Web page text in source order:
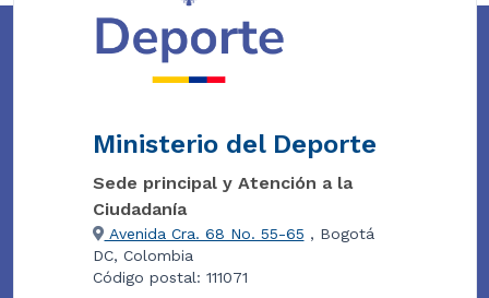
Ministerio del Deporte
Sede principal y Atención a la
Ciudadanía
Avenida Cra. 68 No. 55-65 , Bogotá
DC, Colombia
Código postal: 111071